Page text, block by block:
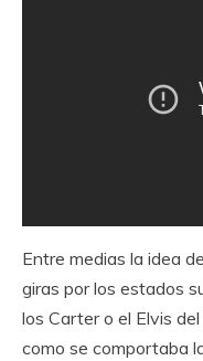
Entre medias la idea
giras por los estados
los Carter o el Elvis
como se comportaba